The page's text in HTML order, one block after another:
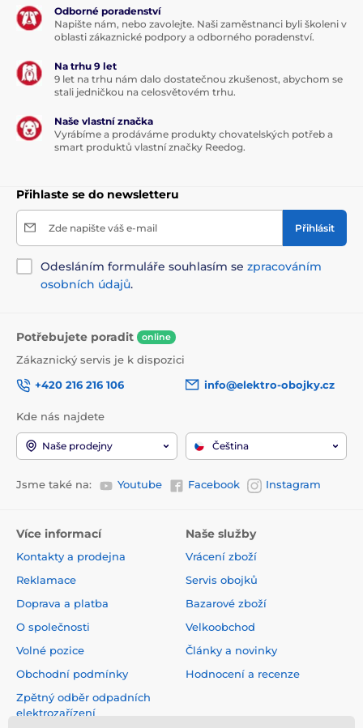
Odborné poradenství
Napište nám, nebo zavolejte. Naši zaměstnanci byli školeni v
oblasti zákaznické podpory a odborného poradenství.
Na trhu 9 let
9 let na trhu nám dalo dostatečnou zkušenost, abychom se
stali jedničkou na celosvětovém trhu.
Naše vlastní značka
Vyrábíme a prodáváme produkty chovatelských potřeb a
smart produktů vlastní značky Reedog.
Přihlaste se do newsletteru
Zde napište váš e-mail Přihlásit
Odesláním formuláře souhlasím se zpracováním
osobních údajů.
Potřebujete poradit online
Zákaznický servis je k dispozici
+420 216 216 106
info@elektro-obojky.cz
Kde nás najdete
Naše prodejny Čeština
Jsme také na: Youtube Facebook Instagram
Více informací
Kontakty a prodejna
Reklamace
Doprava a platba
O společnosti
Volné pozice
Obchodní podmínky
Zpětný odběr odpadních
elektrozařízení
Naše služby
Vrácení zboží
Servis obojků
Bazarové zboží
Velkoobchod
Články a novinky
Hodnocení a recenze